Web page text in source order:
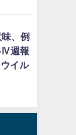
、例
Ⅳ週報
イル